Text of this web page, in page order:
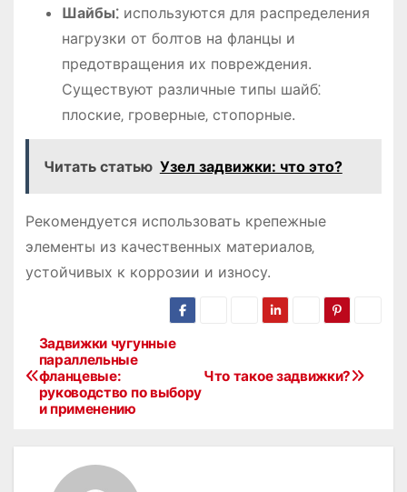
Шайбы⁚используются для распределения
нагрузки от болтов на фланцы и
предотвращения их повреждения.
Существуют различные типы шайб⁚
плоские‚ гроверные‚ стопорные.
Читать статью Узел задвижки: что это?
Рекомендуется использовать крепежные
элементы из качественных материалов‚
устойчивых к коррозии и износу.
Н
а
Что такое задвижки?
Задвижки чугунные
параллельные
фланцевые:
руководство по выбору
и применению